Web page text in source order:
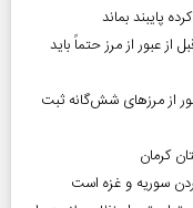
پایبند بماند
شد؛ ۱۰ توصیه‌ای که قبل از عبور از مرز حتماً باید
بیش از ۴.۳ میلیون عبور از مرزهای شش‌گانه ثبت
سوریه و غزه است